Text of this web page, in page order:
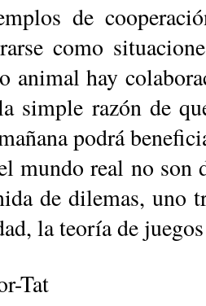
de
como
animal hay
simple razón de
podrá
mundo real no
de dilemas, uno
la teoría de
Tat